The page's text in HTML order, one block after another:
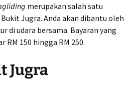
merupakan salah satu
Jugra. Anda akan dibantu oleh
di udara bersama. Bayaran yang
RM 150 hingga RM 250.
Jugra